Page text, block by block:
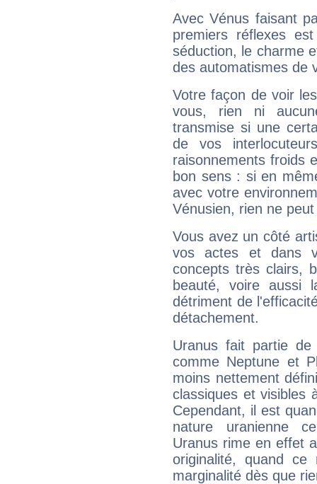
Avec Vénus faisant
premiers réflexes
séduction, le charme
des automatismes de
Votre façon de voir
vous, rien ni
transmise si une
de vos
raisonnements froids
bon sens : si en
avec votre
Vénusien, rien ne
Vous avez un côté
vos actes et dans
concepts très clairs,
beauté, voire aussi
détriment de
détachement.
Uranus fait partie
comme Neptune et
moins nettement
classiques et visibles
Cependant, il est
nature uranienne
Uranus rime en effet
originalité, quand ce
marginalité dès que